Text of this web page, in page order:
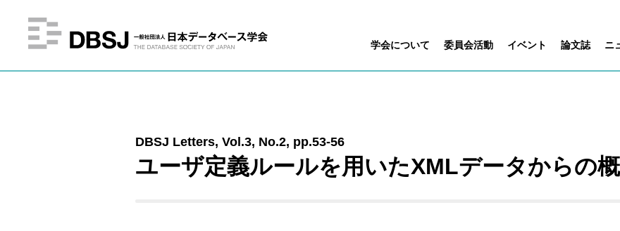
学会について 委員会活動 イベント 論文誌 ニ
DBSJ Letters, Vol.3, No.2, pp.53-56
ユーザ定義ルールを用いたXMLデータからの